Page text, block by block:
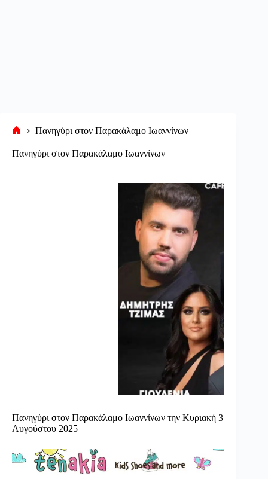
σελίδα
Πανηγύρι στον Παρακάλαμο Ιωαννίνων
Πανηγύρι στον Παρακάλαμο Ιωαννίνων
Πανηγύρι στον Παρακάλαμο Ιωαννίνων την Κυριακή 3
Αυγούστου 2025